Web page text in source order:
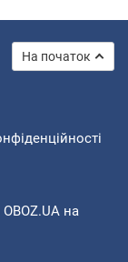
На початок
на